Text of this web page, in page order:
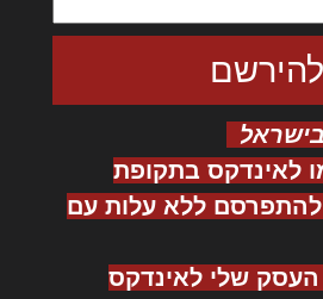
לאינדקס בתקופת
ללא עלות עם
העסק שלי לאינדקס